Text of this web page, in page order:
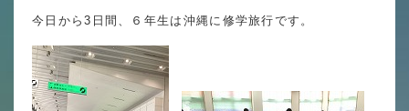
今日から3日間、６年生は沖縄に修学旅行です。
進路指導
体育と食育